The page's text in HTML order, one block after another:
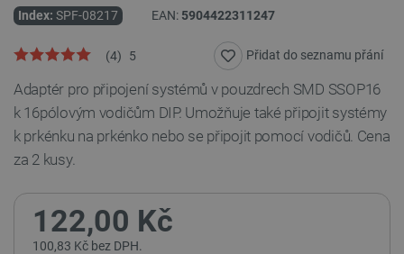
Index: SPF-08217 EAN: 5904422311247
5
(4) Přidat do seznamu přání
Adaptér pro připojení systémů v pouzdrech SMD SSOP16
k 16pólovým vodičům DIP. Umožňuje také připojit systémy
k prkénku na prkénko nebo se připojit pomocí vodičů. Cena
za 2 kusy.
122,00 Kč
100,83 Kč bez DPH.